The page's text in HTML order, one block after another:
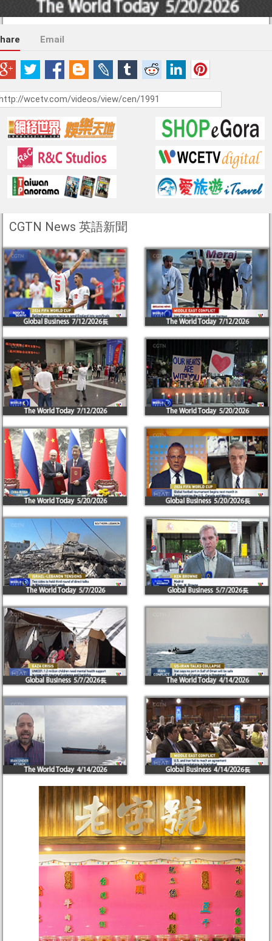
Email
CGTN News 英語新聞